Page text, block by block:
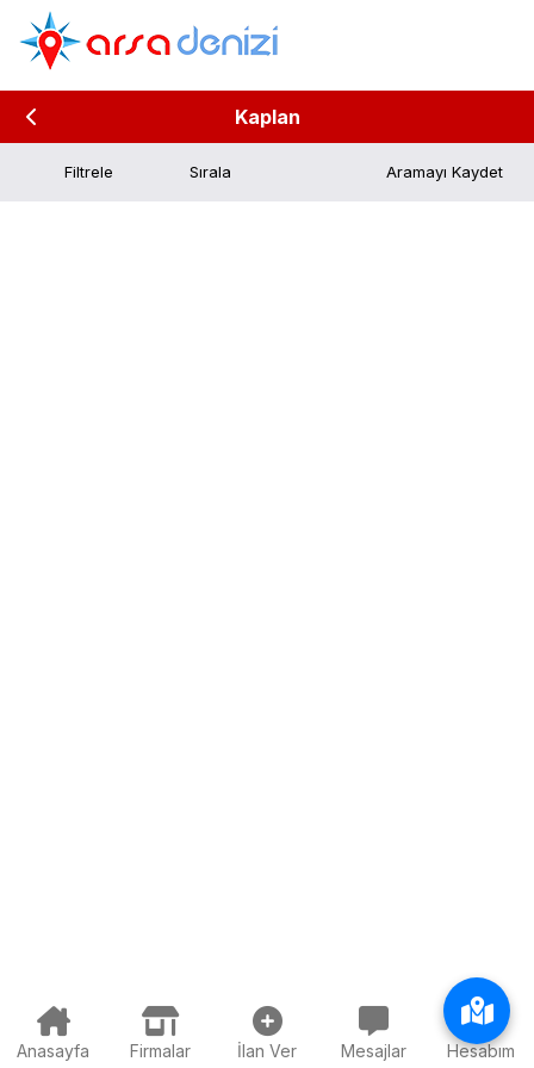
Kaplan
Filtrele Aramayı Kaydet
Anasayfa Firmalar İlan Ver Mesajlar Hesabım